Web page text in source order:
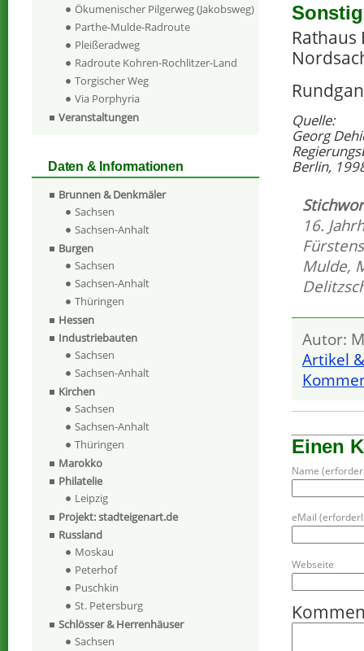
Quelle:
Georg
Berlin,
16.
Mulde,
Autor:
Artikel
Einen
Name
eMail
Webseite
Ökumenischer Pilgerweg (Jakobsweg)
Parthe-Mulde-Radroute
Pleißeradweg
Radroute Kohren-Rochlitzer-Land
Torgischer Weg
Via Porphyria
Veranstaltungen
Daten & Informationen
Brunnen & Denkmäler
Sachsen
Sachsen-Anhalt
Burgen
Sachsen
Sachsen-Anhalt
Thüringen
Hessen
Industriebauten
Sachsen
Sachsen-Anhalt
Kirchen
Sachsen
Sachsen-Anhalt
Thüringen
Marokko
Philatelie
Leipzig
Projekt: stadteigenart.de
Russland
Moskau
Peterhof
Puschkin
St. Petersburg
Schlösser & Herrenhäuser
Sachsen